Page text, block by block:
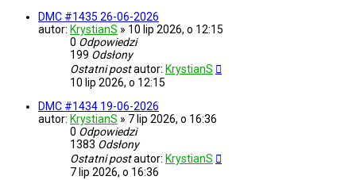
DMC #1435 26-06-2026
autor: KrystianS » 10 lip 2026, o 12:15
0 Odpowiedzi
199 Odsłony
Ostatni postautor: KrystianS
10 lip 2026, o 12:15
DMC #1434 19-06-2026
autor: KrystianS » 7 lip 2026, o 16:36
0 Odpowiedzi
1383 Odsłony
Ostatni postautor: KrystianS
7 lip 2026, o 16:36